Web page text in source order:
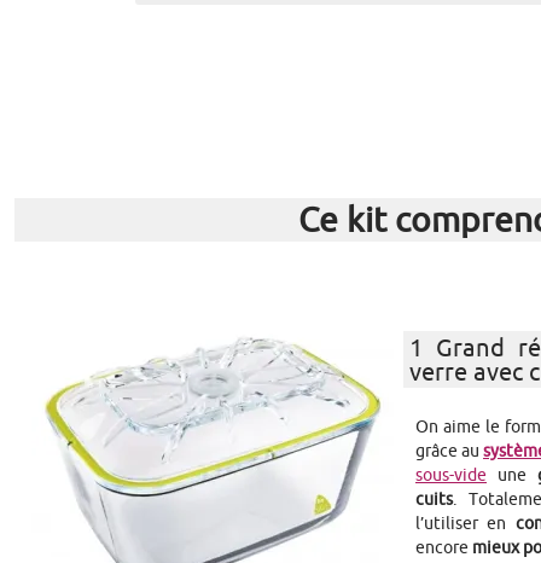
Ce kit
1 Grand
verre avec
On aime le
grâce au
sous-vide une
cuits.
l’utiliser en
encore mieux